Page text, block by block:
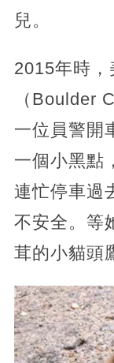
兒。
2015年時
（Boulder
一位員警開
一個小黑點
連忙停車過
不安全。等
茸的小貓頭